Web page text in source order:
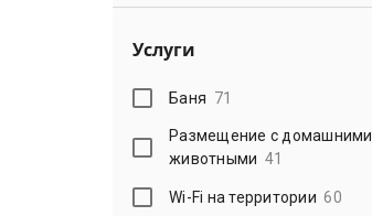
Услуги
Баня 71
Размещение с домашними
животными 41
Wi-Fi на территории 60